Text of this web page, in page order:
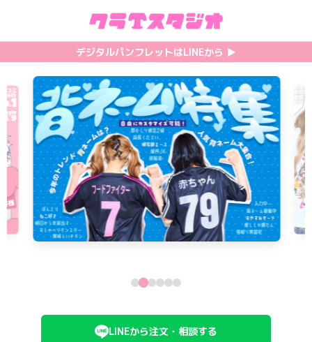
デジタルパンフレットはLINEから ▶︎︎
LINEから注文・相談する
初めての方へ
クラスTシャツの注文方法
料金について
割引・キャンペーン
お支払い方法について
キャンセル・変更について
カテゴリ一覧
サッカーユニフォーム
ホッケーユニフォーム
野球ユニフォーム
バスケユニフォーム
ゲーム
特集記事
【最新】流行りの背ネーム特集
【インスタ映え】おすすめクラT集
【厳選】クラTのマル秘アレンジ術
韓国パロディ人気デザイン特集
おしゃれデザインクラスTシャツ
かっこいいクラスTシャツ
プリント
背番号・背ネーム加工
フォントを選ぶ
インクジェットについて
シルクスクリーンについて
昇華プリントについて